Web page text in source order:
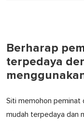
Berharap
terpedaya
Siti memohon peminat
mudah terpedaya dan